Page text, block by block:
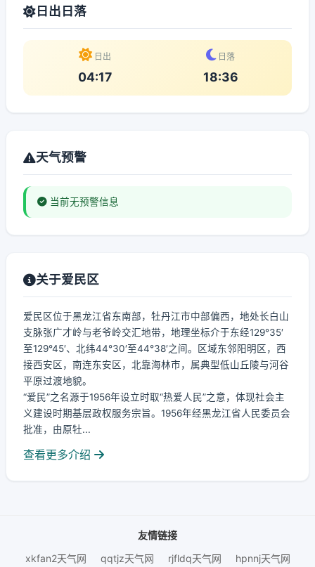
日出日落
日出
04:17
日落
18:36
天气预警
当前无预警信息
关于爱民区
爱民区位于黑龙江省东南部，牡丹江市中部偏西，地处长白山
支脉张广才岭与老爷岭交汇地带，地理坐标介于东经129°35′
至129°45′、北纬44°30′至44°38′之间。区域东邻阳明区，西
接西安区，南连东安区，北靠海林市，属典型低山丘陵与河谷
平原过渡地貌。
“爱民”之名源于1956年设立时取“热爱人民”之意，体现社会主
义建设时期基层政权服务宗旨。1956年经黑龙江省人民委员会
批准，由原牡...
查看更多介绍
友情链接
xkfan2天气网
qqtjz天气网 rjfldq天气网 hpnnj天气网